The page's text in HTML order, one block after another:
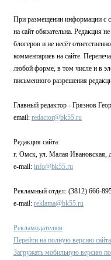
При размещении информации с
на сайт обязательна. Редакция
блогеров и не несёт
комментариев на сайте.
любой форме, в том числе и в
письменного разрешения
Главный редактор - Грязнов
email: redactor@bk55.ru
Редакция сайта:
г. Омск, ул. Малая Ивановская,
e-mail: info@bk55.ru
Рекламный отдел: (3812) 666-
e-mail: reklama@bk55.ru
Рекламодателям
Перейти на полную версию сайта
Загружать мобильную версию